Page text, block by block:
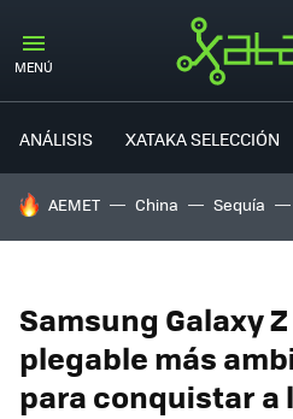
MENÚ
ANÁLISIS XATAKA SELECCIÓN
HOY SE HABLA DE
AEMET China Sequía
Samsung Galaxy
plegable más
para conquistar a